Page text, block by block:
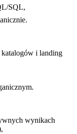
SQL,
i landing
wynikach